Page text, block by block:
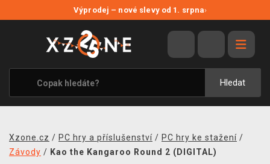
Výprodej – nové slevy od 1. srpna›
Hledat
VÝPRODEJ
VIDEOHRY
XZONE ORIGINALS
TÉMATIKY
MERCHANDISE
Xzone.cz / PC hry a příslušenství / PC hry ke stažení /
Závody / Kao the Kangaroo Round 2 (DIGITAL)